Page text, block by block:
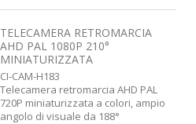
TELECAMERA RETROMARCIA
AHD PAL 1080P 210°
MINIATURIZZATA
CI-CAM-H183
Telecamera retromarcia AHD PAL
720P miniaturizzata a colori, ampio
angolo di visuale da 188°